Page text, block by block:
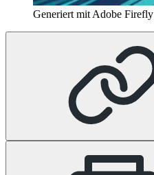
Generiert mit Adobe Firefly